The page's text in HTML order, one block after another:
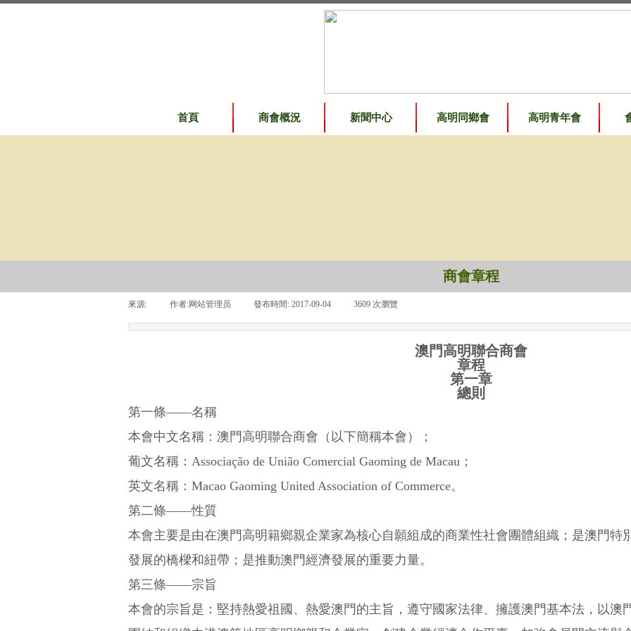
首頁 商會概況 新聞中心 高明同鄉會 高明青年會
商會章程
來源: 作者:网站管理员 發布時間: 2017-09-04 3609 次瀏覽
澳門高明聯合商會
章程
第一章
總則
第一條——名稱
本會中文名稱：澳門高明聯合商會（以下簡稱本會）；
葡文名稱： Associação de União Comercial Gaoming de Macau ；
英文名稱： Macao Gaoming United Association of Commerce。
第二條——性質
本會主要是由在澳門高明籍鄉親企業家為核心自願組成的商業性社會團體組織；是澳門特
發展的橋樑和紐帶；是推動澳門經濟發展的重要力量。
第三條——宗旨
本會的宗旨是：堅持熱愛祖國、熱愛澳門的主旨，遵守國家法律、擁護澳門基本法，以澳